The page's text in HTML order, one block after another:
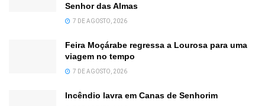
Senhor das Almas
7 DE AGOSTO, 2026
Feira Moçárabe regressa a Lourosa para uma
viagem no tempo
7 DE AGOSTO, 2026
Incêndio lavra em Canas de Senhorim